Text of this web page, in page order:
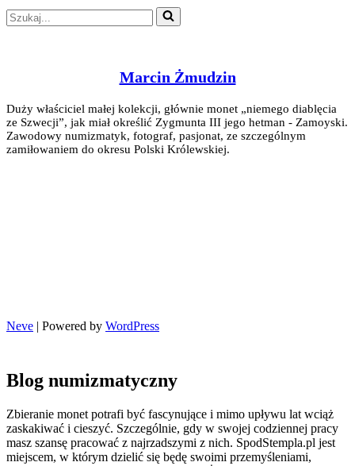
Szukaj...
Marcin Żmudzin
Duży właściciel małej kolekcji, głównie monet „niemego diablęcia
ze Szwecji”, jak miał określić Zygmunta III jego hetman - Zamoyski.
Zawodowy numizmatyk, fotograf, pasjonat, ze szczególnym
zamiłowaniem do okresu Polski Królewskiej.
Neve | Powered by WordPress
Blog numizmatyczny
Zbieranie monet potrafi być fascynujące i mimo upływu lat wciąż
zaskakiwać i cieszyć. Szczególnie, gdy w swojej codziennej pracy
masz szansę pracować z najrzadszymi z nich. SpodStempla.pl jest
miejscem, w którym dzielić się będę swoimi przemyśleniami,